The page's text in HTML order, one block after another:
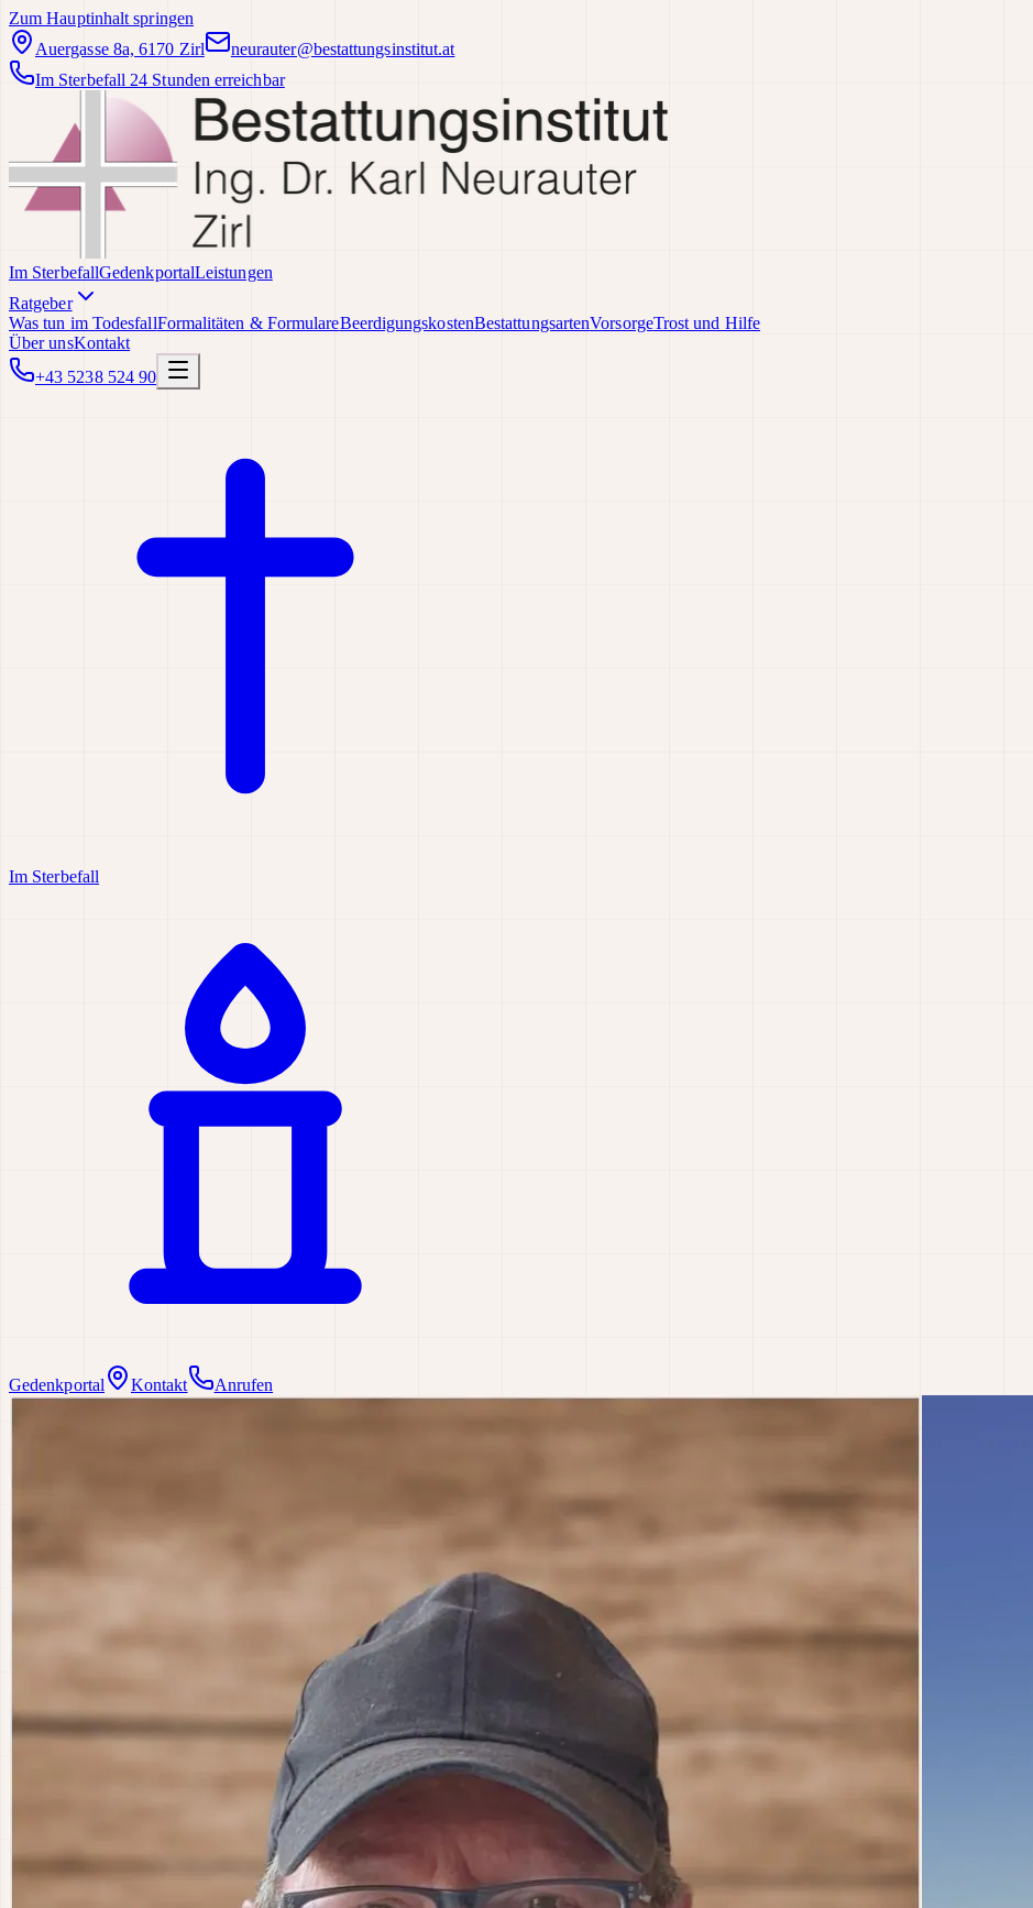
Zum Hauptinhalt springen
Auergasse 8a, 6170 Zirl
neurauter@bestattungsinstitut.at
Im Sterbefall 24 Stunden erreichbar
Im SterbefallGedenkportalLeistungen
Ratgeber
Was tun im TodesfallFormalitäten & FormulareBeerdigungskostenBestattungsartenVorsorgeTrost und Hilfe
Über unsKontakt
+43 5238 524 90
Im Sterbefall
Gedenkportal Kontakt Anrufen